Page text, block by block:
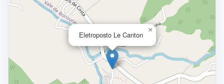
Eletroposto Le Canton
×